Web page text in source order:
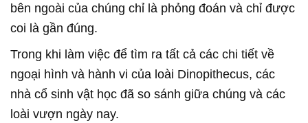
bên ngoài của chúng chỉ là phỏng đoán và chỉ được
coi là gần đúng.
Trong khi làm việc để tìm ra tất cả các chi tiết về
ngoại hình và hành vi của loài Dinopithecus, các
nhà cổ sinh vật học đã so sánh giữa chúng và các
loài vượn ngày nay.